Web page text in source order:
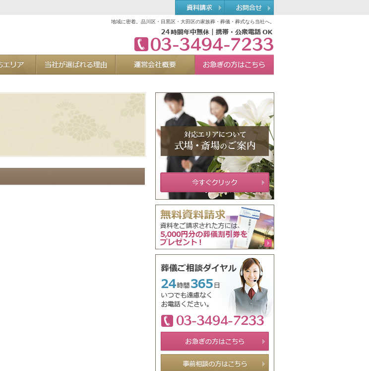
地域に密着。品川区・目黒区・大田区の家族葬・葬儀・葬式なら当社へ。